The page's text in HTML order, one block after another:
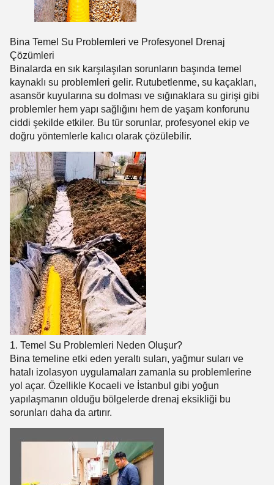
Bina Temel Su Problemleri ve Profesyonel Drenaj
Çözümleri
Binalarda en sık karşılaşılan sorunların başında temel
kaynaklı su problemleri gelir. Rutubetlenme, su kaçakları,
asansör kuyularına su dolması ve sığınaklara su girişi gibi
problemler hem yapı sağlığını hem de yaşam konforunu
ciddi şekilde etkiler. Bu tür sorunlar, profesyonel ekip ve
doğru yöntemlerle kalıcı olarak çözülebilir.
1. Temel Su Problemleri Neden Oluşur?
Bina temeline etki eden yeraltı suları, yağmur suları ve
hatalı izolasyon uygulamaları zamanla su problemlerine
yol açar. Özellikle Kocaeli ve İstanbul gibi yoğun
yapılaşmanın olduğu bölgelerde drenaj eksikliği bu
sorunları daha da artırır.